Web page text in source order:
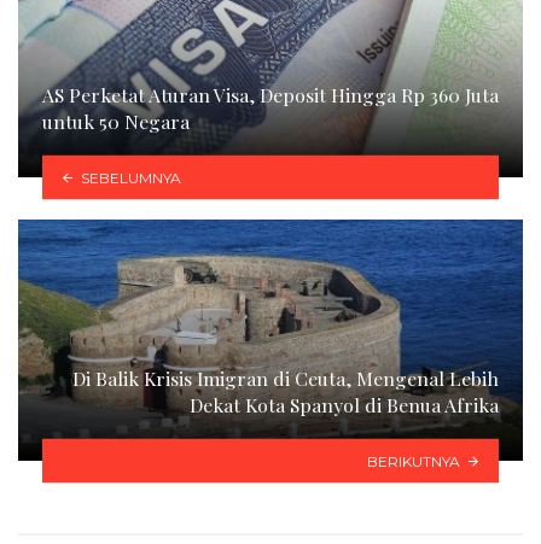
AS Perketat Aturan Visa, Deposit Hingga Rp 360 Juta
untuk 50 Negara
SEBELUMNYA
Di Balik Krisis Imigran di Ceuta, Mengenal Lebih
Dekat Kota Spanyol di Benua Afrika
BERIKUTNYA